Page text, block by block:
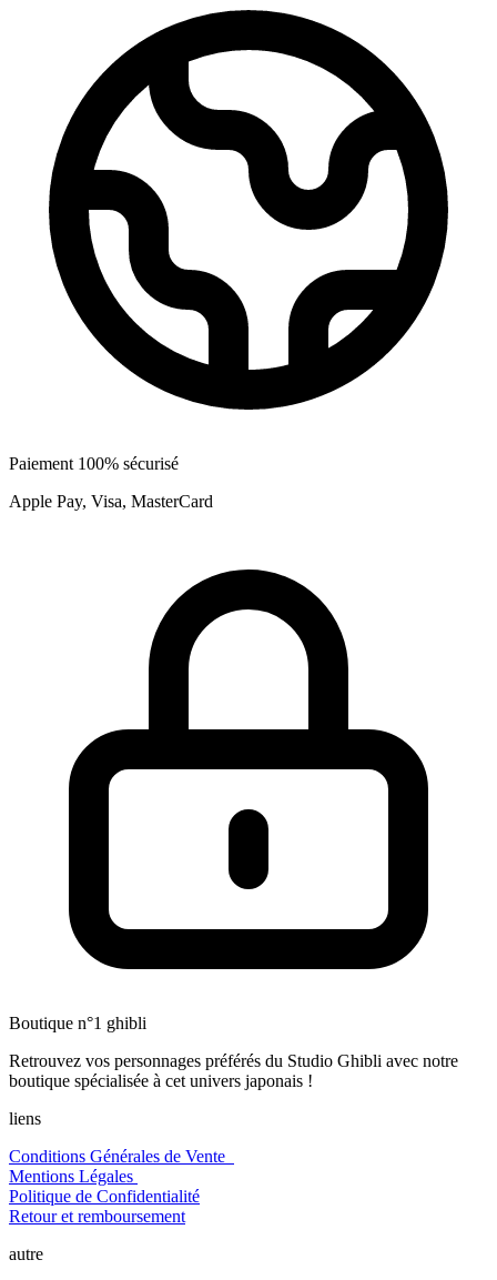
Paiement 100% sécurisé
Apple Pay, Visa, MasterCard
Boutique n°1 ghibli
Retrouvez vos personnages préférés du Studio Ghibli avec notre
boutique spécialisée à cet univers japonais !
liens
Conditions Générales de Vente
Mentions Légales
Politique de Confidentialité
Retour et remboursement
autre